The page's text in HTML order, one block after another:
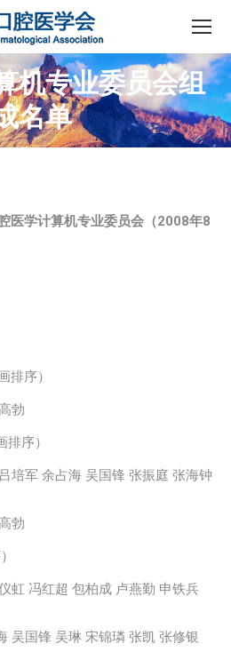
机专业委员会组
名单
医学计算机专业委员会（2008年8
排序）
勃
排序）
培军 余占海 吴国锋 张振庭 张海钟
勃
虹 冯红超 包柏成 卢燕勤 申铁兵
吴国锋 吴琳 宋锦璘 张凯 张修银